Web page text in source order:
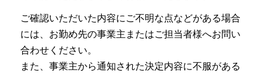
ご確認いただいた内容にご不明な点などがある場合
には、お勤め先の事業主またはご担当者様へお問い
合わせください。
また、事業主から通知された決定内容に不服がある